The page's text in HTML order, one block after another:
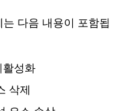
다음 내용이 포함됩
활성화
삭제